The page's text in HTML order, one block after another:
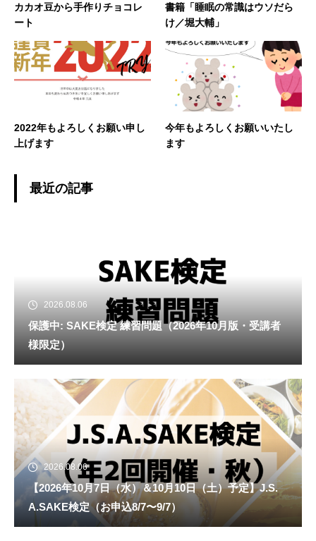
カカオ豆から手作りチョコレ
ート
書籍「睡眠の常識はウソだら
け／堀大輔」
2022年もよろしくお願い申し
上げます
今年もよろしくお願いいたし
ます
最近の記事
2026.08.06
保護中: SAKE検定 練習問題（2026年10月版・受講者
様限定）
2026.08.06
【2026年10月7日（水）＆10月10日（土）予定】J.S.
A.SAKE検定（お申込8/7〜9/7）